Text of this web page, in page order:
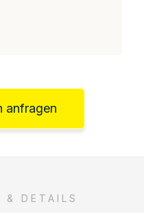
anfragen
& DETAILS